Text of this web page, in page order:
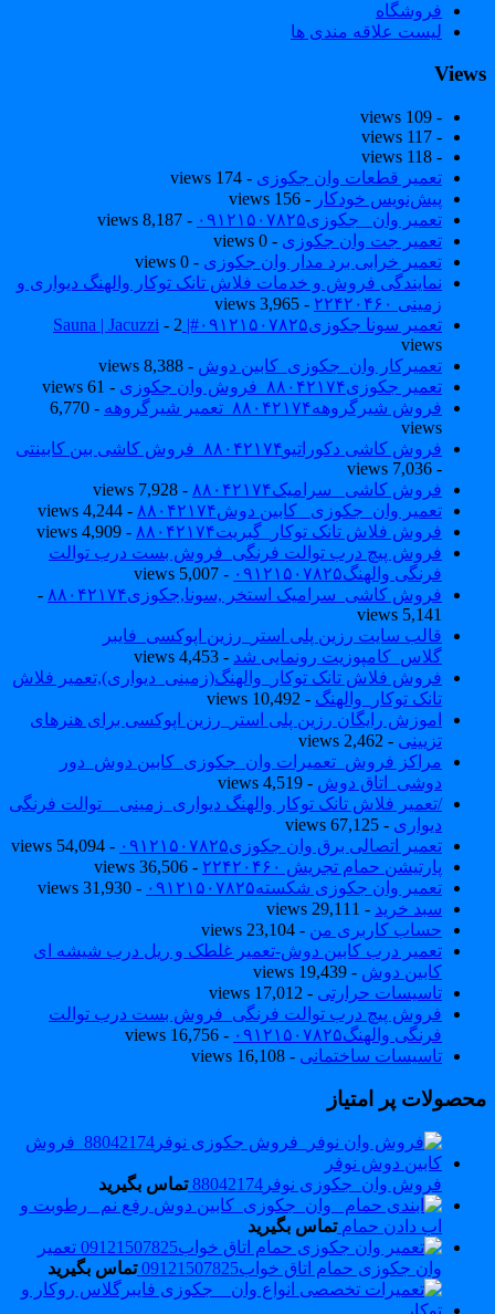
فروشگاه
لیست علاقه مندی ها
- 109 views
- 117 views
- 118 views
تعمیر قطعات وان جکوزی - 174 views
پیش‌نویس خودکار- 156 views
تعمیر وان _جکوزی۰۹۱۲۱۵۰۷۸۲۵
- 8,187 views
تعمیر جت وان جکوزی - 0 views
تعمیر خرابی برد مدار وان جکوزی - 0 views
نمایندگی فروش و خدمات فلاش تانک توکار والهنگ دیواری و
زمینی ۲۲۴۲۰۴۶۰
- 3,965 views
تعمیر سونا جکوزی۰۹۱۲۱۵۰۷۸۲۵#| Sauna | Jacuzzi
- 2
views
تعمیرکار وان_جکوزی_کابین دوش- 8,388 views
تعمیر جکوزی۸۸۰۴۲۱۷۴_فروش وان جکوزی
- 61 views
فروش شیرگروهه۸۸۰۴۲۱۷۴_تعمیر شیرگروهه
- 6,770
views
فروش کاشی دکوراتیو۸۸۰۴۲۱۷۴_فروش کاشی بین کابینتی
فروش کاشی _سرامیک۸۸۰۴۲۱۷۴
- 7,928 views
تعمیر وان_جکوزی_ کابین دوش۸۸۰۴۲۱۷۴
- 4,244 views
فروش فلاش تانک توکار_گبریت۸۸۰۴۲۱۷۴
- 4,909 views
فروش پیچ درب توالت فرنگی_فروش بست درب توالت
فرنگی والهنگ۰۹۱۲۱۵۰۷۸۲۵
- 5,007 views
فروش کاشی_سرامیک استخر ,سونا,جکوزی۸۸۰۴۲۱۷۴
-
5,141 views
قالب سایت رزین پلی استر_رزین اپوکسی_فایبر
گلاس_کامپوزیت رونمایی شد- 4,453 views
فروش فلاش تانک توکار_والهنگ(زمینی_دیواری),تعمیر فلاش
تانک توکار_والهنگ- 10,492 views
اموزش رایگان رزین پلی استر_رزین اپوکسی برای هنرهای
تزیینی- 2,462 views
مراکز فروش_تعمیرات وان_جکوزی_کابین دوش_دور
دوشی_اتاق دوش- 4,519 views
/تعمیر فلاش تانک توکار والهنگ دیواری_زمینی _ توالت فرنگی
دیواری - 67,125 views
تعمیر اتصالی برق وان جکوزی۰۹۱۲۱۵۰۷۸۲۵
- 54,094 views
پارتیشن حمام تجریش ۲۲۴۲۰۴۶۰
- 36,506 views
تعمیر وان جکوزی شکسته۰۹۱۲۱۵۰۷۸۲۵
- 31,930 views
سبد خرید - 29,111 views
حساب کاربری من- 23,104 views
تعمیر درب کابین دوش-تعمیر غلطک و ریل درب شیشه ای
کابین دوش- 19,439 views
تاسیسات حرارتی- 17,012 views
فروش پیچ درب توالت فرنگی_فروش بست درب توالت
فرنگی والهنگ۰۹۱۲۱۵۰۷۸۲۵
- 16,756 views
تاسیسات ساختمانی- 16,108 views
پر امتیاز
فروش وان_جکوزی نوفر88042174
تماس بگیرید
رفع نم _رطوبت و
اب دادن حمام تماس بگیرید
تعمیر
وان جکوزی حمام اتاق خواب09121507825
تماس بگیرید